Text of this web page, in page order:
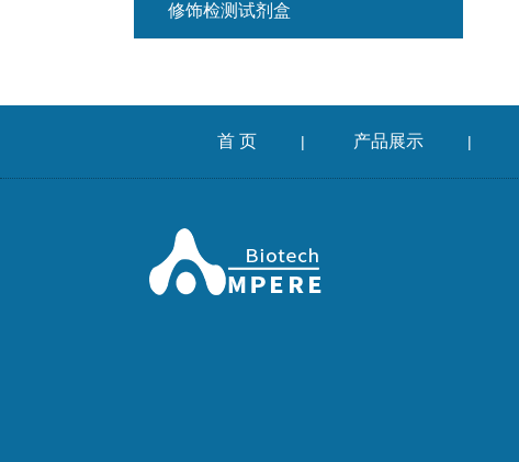
修饰检测试剂盒
首 页 | 产品展示 |